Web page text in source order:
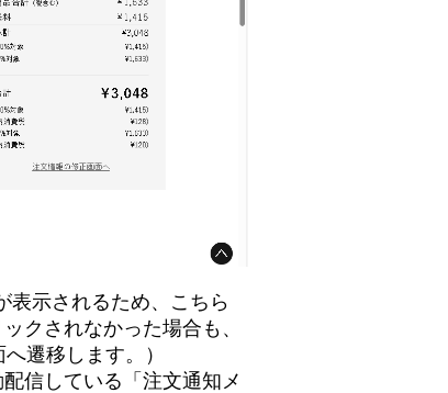
表示されるため、こちら
クされなかった場合も、
遷移します。）
信している「注文通知メ